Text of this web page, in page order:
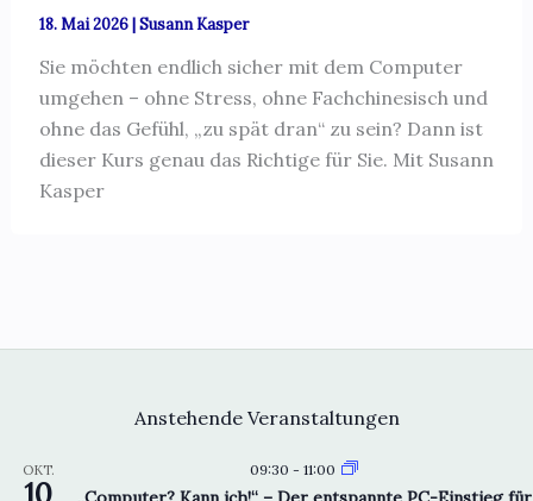
18. Mai 2026|Susann Kasper
Sie möchten endlich sicher mit dem Computer
umgehen – ohne Stress, ohne Fachchinesisch und
ohne das Gefühl, „zu spät dran“ zu sein? Dann ist
dieser Kurs genau das Richtige für Sie. Mit Susann
Kasper
Anstehende Veranstaltungen
OKT. 09:30 - 11:00